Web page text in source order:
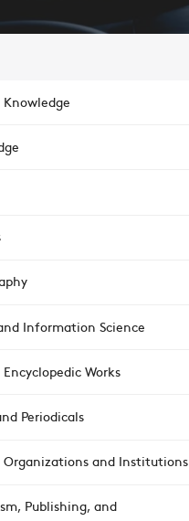
Information Science
Works
Periodicals
Organizations and Institutions
Publishing, and